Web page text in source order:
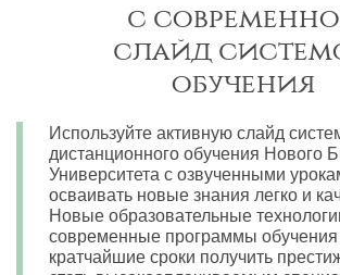
с
слайд
обучения
Используйте активную слайд
дистанционного обучения Нового
Университета с озвученными
осваивать новые знания легко и
Новые образовательные
современные программы
кратчайшие сроки получить